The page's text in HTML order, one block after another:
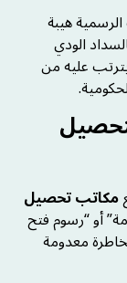
هيبة
الودي
عليه من
مكاتب تحصيل
أو “رسوم فتح
معدومة